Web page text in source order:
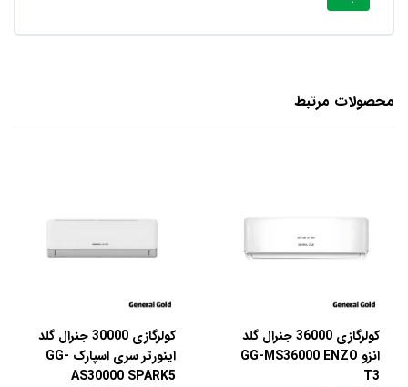
محصولات مرتبط
کولرگازی 36000 جنرال گلد
انزو GG-MS36000 ENZO
T3
کولرگازی 30000 جنرال گلد
اینورتر سری اسپارک GG-
AS30000 SPARK5